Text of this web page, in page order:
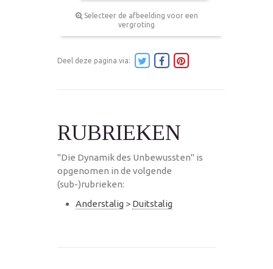
Selecteer de afbeelding voor een
vergroting
Deel deze pagina via:
RUBRIEKEN
"Die Dynamik des Unbewussten" is
opgenomen in de volgende
(sub-)rubrieken:
Anderstalig > Duitstalig